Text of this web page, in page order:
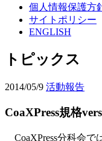
個人情報保護方
サイトポリシー
ENGLISH
トピックス
2014/05/9 活動報告
CoaXPress規格
CoaXPress分科会で